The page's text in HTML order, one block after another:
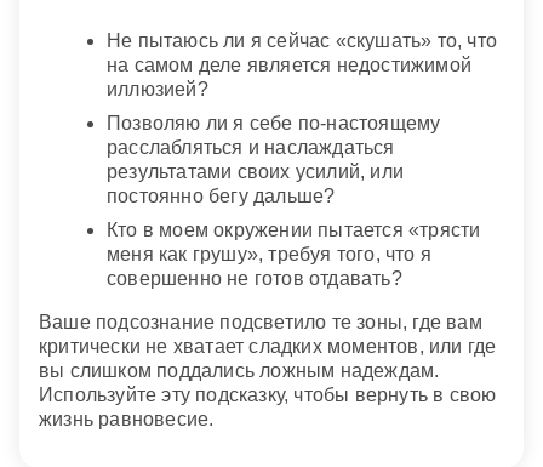
Не пытаюсь ли я сейчас «скушать» то, что
на самом деле является недостижимой
иллюзией?
Позволяю ли я себе по-настоящему
расслабляться и наслаждаться
результатами своих усилий, или
постоянно бегу дальше?
Кто в моем окружении пытается «трясти
меня как грушу», требуя того, что я
совершенно не готов отдавать?
Ваше подсознание подсветило те зоны, где вам
критически не хватает сладких моментов, или где
вы слишком поддались ложным надеждам.
Используйте эту подсказку, чтобы вернуть в свою
жизнь равновесие.